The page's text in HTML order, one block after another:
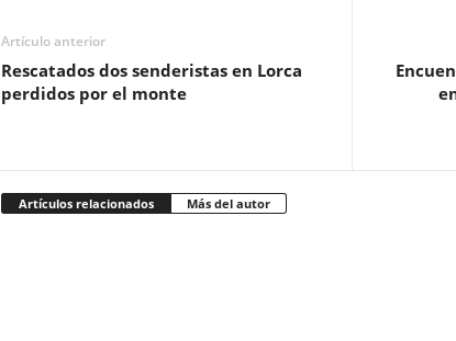
Artículo anterior
Rescatados dos senderistas en Lorca
perdidos por el monte
Artículos relacionados Más del autor